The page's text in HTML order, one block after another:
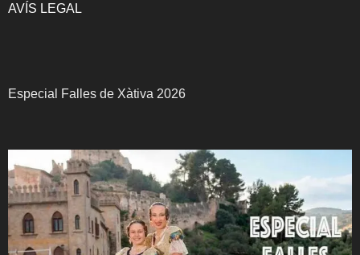
AVÍS LEGAL
Especial Falles de Xàtiva 2026